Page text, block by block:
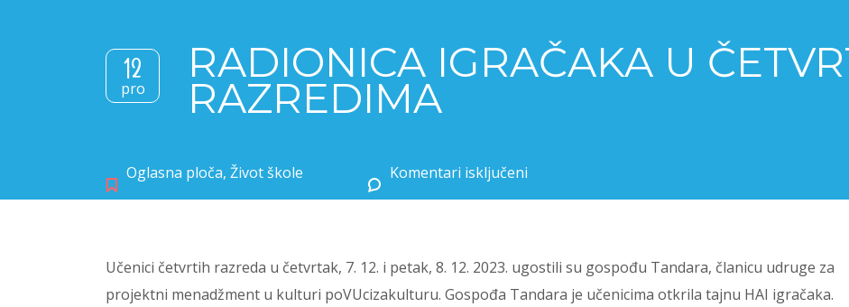
12
pro
RADIONICA IGRAČAKA U
RAZREDIMA
Oglasna ploča, Život škole Komentari isključeni
Učenici četvrtih razreda u četvrtak, 7. 12. i petak, 8. 12. 2023. ugostili su gospođu Tandara, članicu udruge za
projektni menadžment u kulturi poVUcizakulturu. Gospođa Tandara je učenicima otkrila tajnu HAI igračaka.